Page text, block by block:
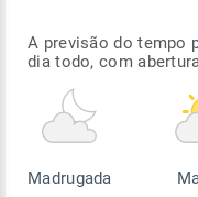
A previsão do tempo
dia todo, com
Madrugada